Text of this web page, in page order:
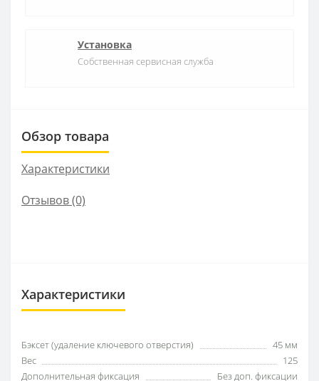
Установка
Собственная сервисная служба
Обзор товара
Характеристики
Отзывов (0)
Характеристики
Бэксет (удаление ключевого отверстия)
45 мм
Вес
125
Дополнительная фиксация
Без доп. фиксации